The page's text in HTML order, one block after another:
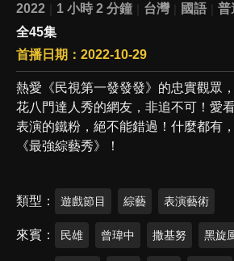
2022
1 小時 2 分鐘 台灣 國語
普
全45集
首播日期：2022-10-29
熱愛《民視第一發發發》的忠實觀眾
花八門達人秀的網友，非追不可！愛
表演的鐵粉，絕不能錯過！什麼都有
《最強綜藝秀》！
類型 遊戲節目 綜藝 表演藝術
來賓 民雄 曾瑋中 撒基努 黑旋